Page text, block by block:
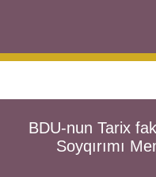
BDU-nun Tarix
Soyqırımı